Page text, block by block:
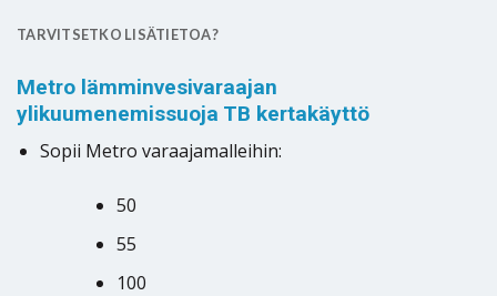
TARVITSETKO LISÄTIETOA?
Metro lämminvesivaraajan
ylikuumenemissuoja TB kertakäyttö
Sopii Metro varaajamalleihin:
50
55
100